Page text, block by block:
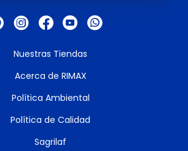
Nuestras Tiendas
Acerca de RIMAX
Política Ambiental
Política de Calidad
Sagrilaf